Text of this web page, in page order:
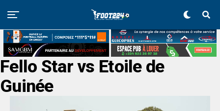
Fello Star vs Etoile de
Guinée